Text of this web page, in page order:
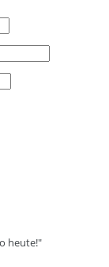
heute!"